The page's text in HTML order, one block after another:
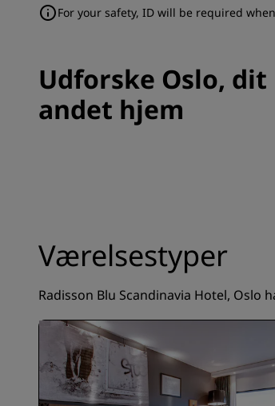
For your safety, ID will be required
Udforske Oslo, dit
andet hjem
Værelsestyper
Radisson Blu Scandinavia Hotel,